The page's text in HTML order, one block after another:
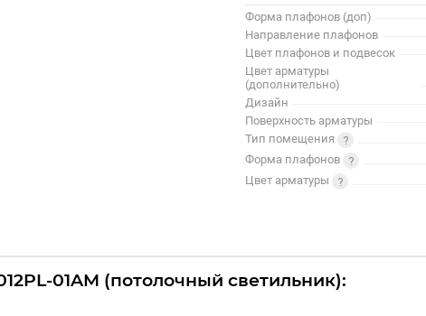
Форма плафонов (доп)
Направление плафонов
Цвет плафонов и подвесок
Цвет арматуры
(дополнительно)
Дизайн
Поверхность арматуры
Тип помещения
Форма плафонов
Цвет арматуры
01AM (потолочный светильник):